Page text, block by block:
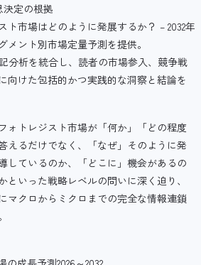
定の根拠
ト市場はどのように発展するか？ – 2032年
メント別市場定量予測を提供。
分析を統合し、読者の市場参入、競争戦
向けた包括的かつ実践的な洞察と結論を
ォトレジスト市場が「何か」「どの程度
えるだけでなく、「なぜ」そのように発
しているのか、「どこに」機会があるの
といった戦略レベルの問いに深く迫り、
マクロからミクロまでの完全な情報連鎖